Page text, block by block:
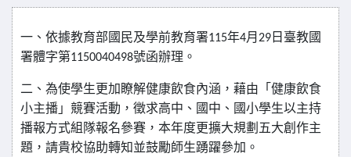
一、依據教育部國民及學前教育署115年4月 29 日臺教國
署體字第1150040498號函辦理。
二、為使學生更加瞭解健康飲食內涵，藉由「健康飲食
小主播」競賽活動，徵求高中、國中、國小學生以主持
播報方式組隊報名參賽，本年度更擴大規劃五大創作主
題，請貴校協助轉知並鼓勵師生踴躍參加。